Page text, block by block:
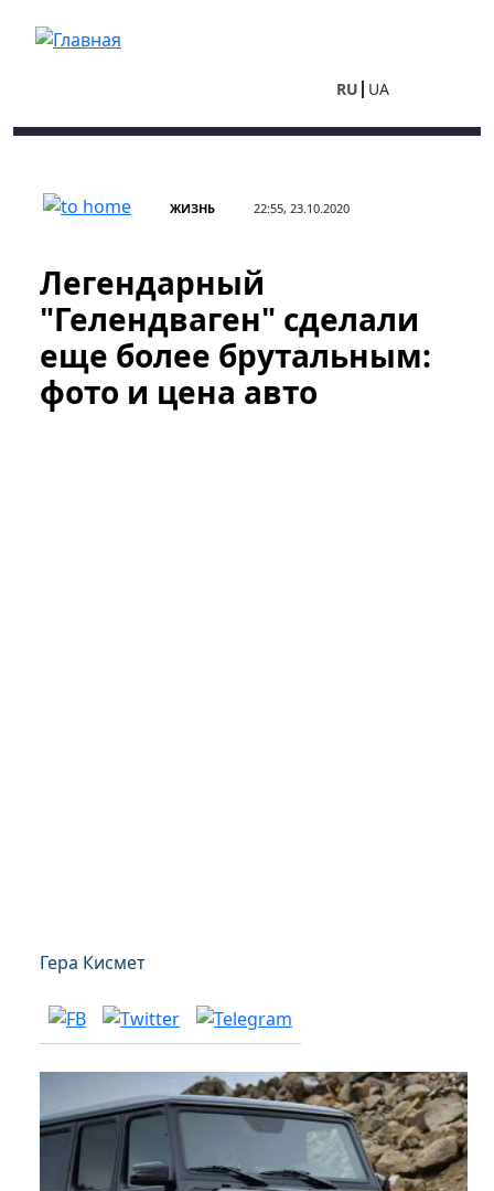
RU UA
ЖИЗНЬ 22:55, 23.10.2020
Легендарный
"Гелендваген" сделали
еще более брутальным:
фото и цена авто
Гера Кисмет